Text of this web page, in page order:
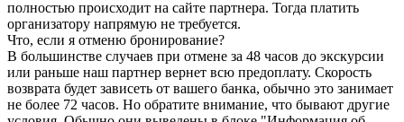
полностью происходит на сайте партнера. Тогда платить
организатору напрямую не требуется.
Что, если я отменю бронирование?
В большинстве случаев при отмене за 48 часов до экскурсии
или раньше наш партнер вернет всю предоплату. Скорость
возврата будет зависеть от вашего банка, обычно это занимает
не более 72 часов. Но обратите внимание, что бывают другие